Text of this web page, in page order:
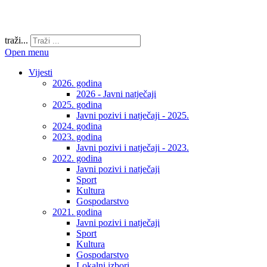
traži...
Open menu
Vijesti
2026. godina
2026 - Javni natječaji
2025. godina
Javni pozivi i natječaji - 2025.
2024. godina
2023. godina
Javni pozivi i natječaji - 2023.
2022. godina
Javni pozivi i natječaji
Sport
Kultura
Gospodarstvo
2021. godina
Javni pozivi i natječaji
Sport
Kultura
Gospodarstvo